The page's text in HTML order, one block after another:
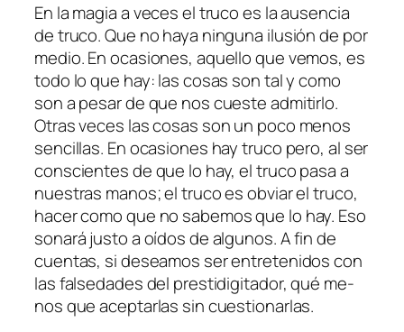
En la ma­gia a ve­ces el tru­co es la au­sen­cia
de tru­co. Que no ha­ya nin­gu­na ilu­sión de por
me­dio. En oca­sio­nes, aque­llo que ve­mos, es
to­do lo que hay: las co­sas son tal y co­mo
son a pe­sar de que nos cues­te ad­mi­tir­lo.
Otras ve­ces las co­sas son un po­co me­nos
sen­ci­llas. En oca­sio­nes hay tru­co pe­ro, al ser
cons­cien­tes de que lo hay, el tru­co pa­sa a
nues­tras ma­nos; el tru­co es ob­viar el tru­co,
ha­cer co­mo que no sa­be­mos que lo hay. Eso
so­na­rá jus­to a oí­dos de al­gu­nos. A fin de
cuen­tas, si de­sea­mos ser en­tre­te­ni­dos con
las fal­se­da­des del pres­ti­di­gi­ta­dor, qué me­
nos que acep­tar­las sin cuestionarlas.